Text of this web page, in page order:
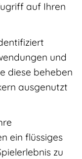
auf Ihren
und
diese beheben
ausgenutzt
ein flüssiges
zu